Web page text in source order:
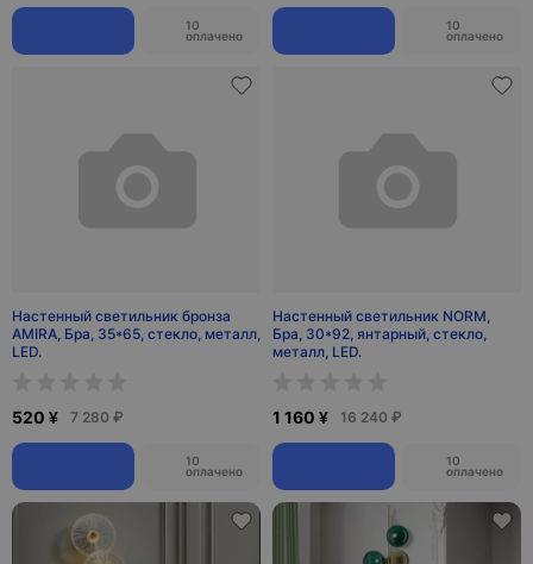
10
оплачено
10
оплачено
Настенный светильник бронза
АМIRA, Бра, 35*65, стекло, металл,
LED.
520 ¥ 7 280 ₽
10
оплачено
Настенный светильник NORM,
Бра, 30*92, янтарный, стекло,
металл, LED.
1 160 ¥ 16 240 ₽
10
оплачено